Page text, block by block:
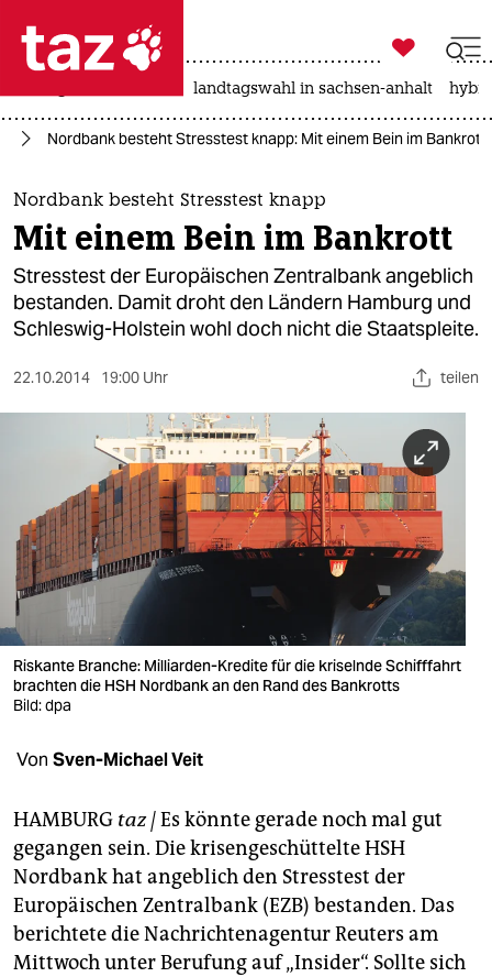
 taz zahl ich
taz zahl ich
themen
politik
öko
gesellschaft
berlin
nord
wahrheit
verlag
verlag
shop
fragen & hilfe
unterstützen
abo
genossenschaft

taz zahl ich
landtagswahl in sachsen-anhalt
Nordbank besteht Stresstest knapp: Mit einem Bein im Bankrott
Nordbank besteht Stresstest knapp
Mit einem Bein im Bankrott
Stresstest der Europäischen Zentralbank angeblich
bestanden. Damit droht den Ländern Hamburg und
Schleswig-Holstein wohl doch nicht die Staatspleite.
22.10.2014 19:00 Uhr teilen
Riskante Branche: Milliarden-Kredite für die kriselnde Schifffahrt
brachten die HSH Nordbank an den Rand des Bankrotts
Bild: dpa
Von Sven-Michael Veit
HAMBURG taz |Es könnte gerade noch mal gut
gegangen sein. Die krisengeschüttelte HSH
Nordbank hat angeblich den Stresstest der
Europäischen Zentralbank (EZB) bestanden. Das
berichtete die Nachrichtenagentur Reuters am
Mittwoch unter Berufung auf „Insider“. Sollte sich